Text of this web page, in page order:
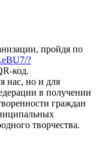
пройдя по
?
код.
нас, но и для
в получении
граждан
творчества.